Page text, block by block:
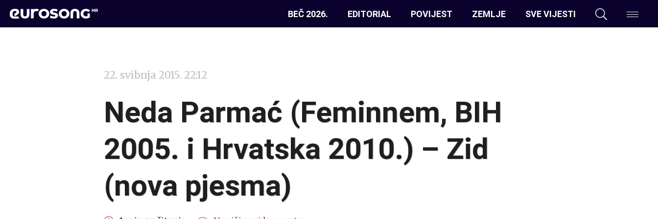
BEČ 2026. EDITORIAL POVIJEST ZEMLJE SVE VIJESTI
22. svibnja 2015. 22:12
Neda Parmać (Feminnem, BIH
2005. i Hrvatska 2010.) – Zid
(nova pjesma)